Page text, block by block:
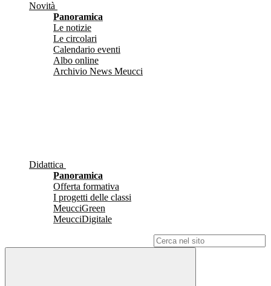
Novità
Panoramica
Le notizie
Le circolari
Calendario eventi
Albo online
Archivio News Meucci
Didattica
Panoramica
Offerta formativa
I progetti delle classi
MeucciGreen
MeucciDigitale